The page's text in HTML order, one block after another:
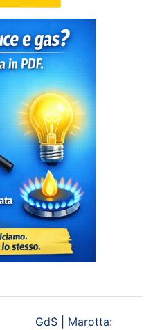
GdS | Marotta: